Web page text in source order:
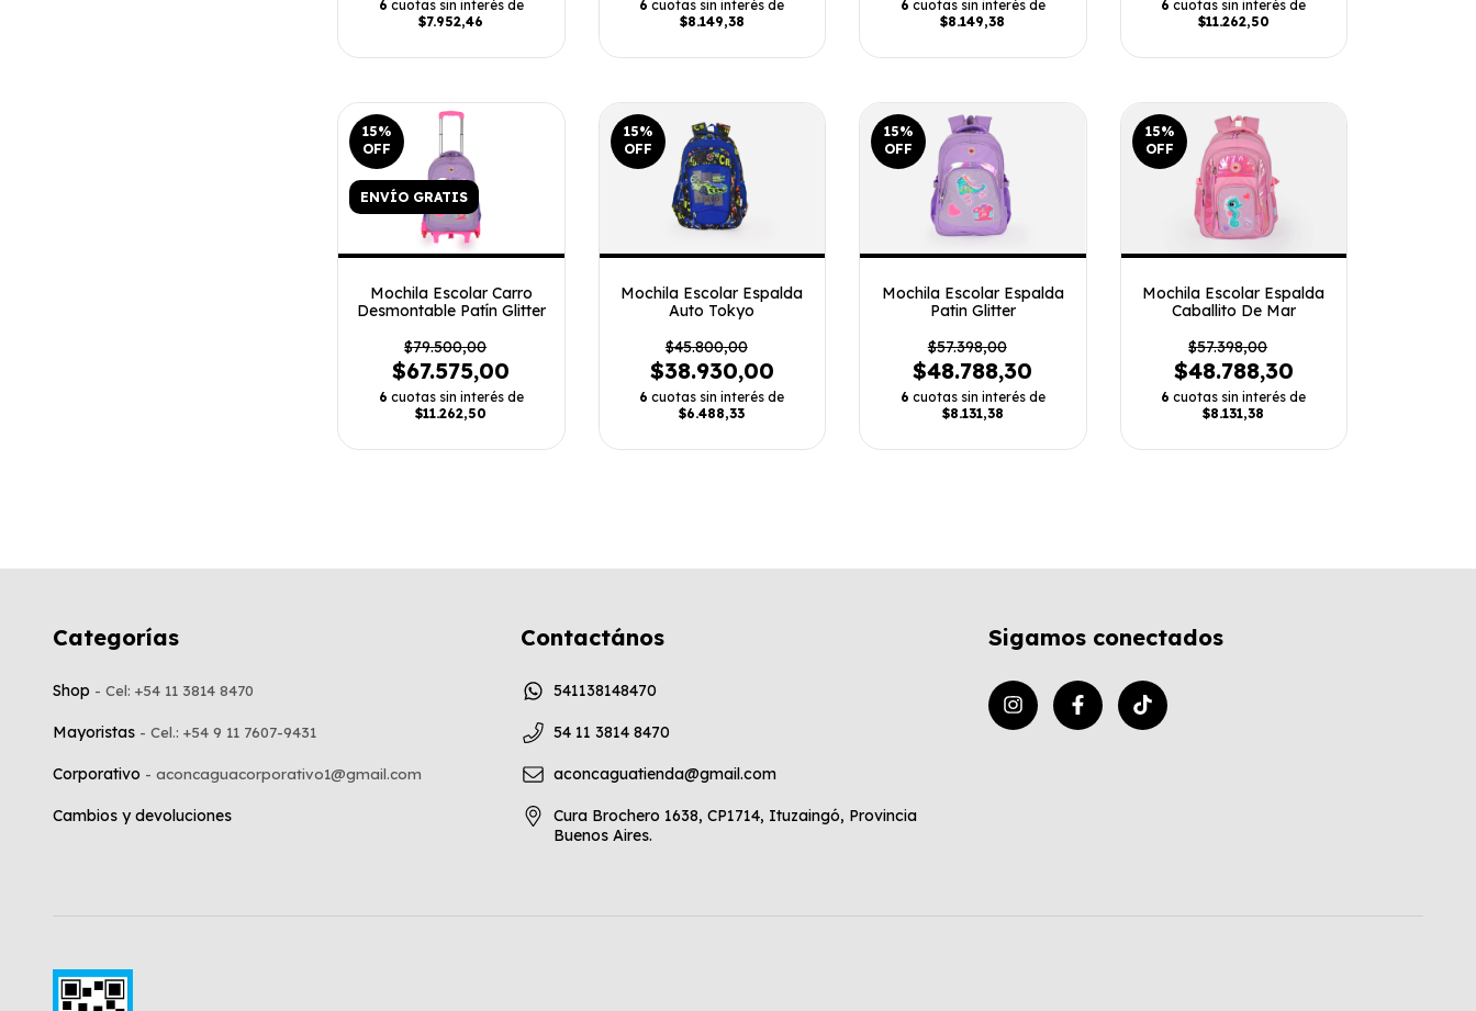
6 cuotas sin interés de
$7.952,46
6 cuotas sin interés de
$8.149,38
6 cuotas sin interés de
$8.149,38
6 cuotas sin interés de
$11.262,50
15%
OFF
ENVÍO GRATIS
Mochila Escolar Carro
Desmontable Patín Glitter
$79.500,00
$67.575,00
6 cuotas sin interés de
$11.262,50
15%
OFF
Mochila Escolar Espalda
Auto Tokyo
$45.800,00
$38.930,00
6 cuotas sin interés de
$6.488,33
15%
OFF
Mochila Escolar Espalda
Patin Glitter
$57.398,00
$48.788,30
6 cuotas sin interés de
$8.131,38
15%
OFF
Mochila Escolar Espalda
Caballito De Mar
$57.398,00
$48.788,30
6 cuotas sin interés de
$8.131,38
Categorías
Shop
Mayoristas
Corporativo
Cambios y devoluciones
Contactános
541138148470
54 11 3814 8470
aconcaguatienda@gmail.com
Cura Brochero 1638, CP1714, Ituzaingó, Provincia
Buenos Aires.
Sigamos conectados